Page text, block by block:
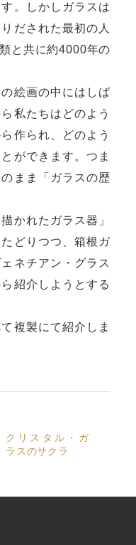
。しかしガラスは
だされた最初の人
と共に約4000年の
絵画の中にはしば
私たちはどのよう
作られ、どのよう
ができます。つま
まま「ガラスの歴
かれたガラス器」
どりつつ、箱根ガ
ネチアン・グラス
紹介しようとする
複製にて紹介しま
クリスタル・ガ
ラスのサクラ